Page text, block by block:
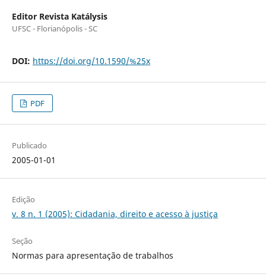
Editor Revista Katálysis
UFSC - Florianópolis - SC
DOI: https://doi.org/10.1590/%25x
PDF
Publicado
2005-01-01
Edição
v. 8 n. 1 (2005): Cidadania, direito e acesso à justiça
Seção
Normas para apresentação de trabalhos